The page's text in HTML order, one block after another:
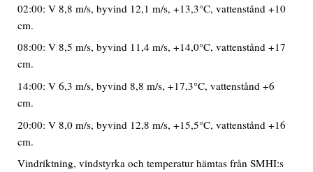
02:00: V 8,8 m/s, byvind 12,1 m/s, +13,3°C, vattenstånd +10
cm.
08:00: V 8,5 m/s, byvind 11,4 m/s, +14,0°C, vattenstånd +17
cm.
14:00: V 6,3 m/s, byvind 8,8 m/s, +17,3°C, vattenstånd +6
cm.
20:00: V 8,0 m/s, byvind 12,8 m/s, +15,5°C, vattenstånd +16
cm.
Vindriktning, vindstyrka och temperatur hämtas från SMHI:s